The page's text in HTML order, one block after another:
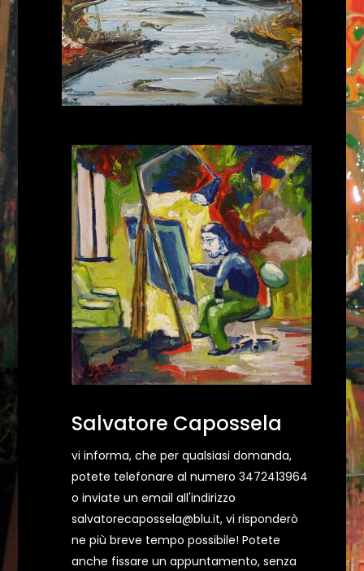
Salvatore Capossela
vi informa, che per qualsiasi domanda,
potete telefonare al numero 3472413964
o inviate un email all'indirizzo
salvatorecapossela@blu.it, vi risponderò
ne più breve tempo possibile! Potete
anche fissare un appuntamento, senza